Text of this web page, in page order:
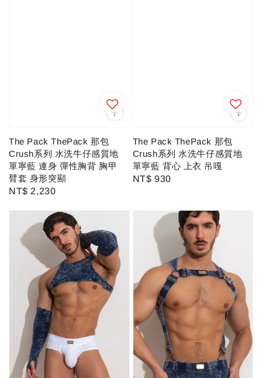
The Pack ThePack 那包
Crush系列 水洗牛仔感質地
單寧藍 連身 彈性胸背 胸甲
臂套 身形突顯
Regular
NT$ 2,230
The Pack ThePack 那包
Crush系列 水洗牛仔感質地
單寧藍 背心 上衣 吊嘎
Regular
NT$ 930